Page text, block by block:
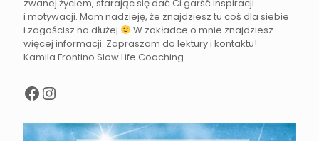
zwanej życiem, starając się dać Ci garść inspiracji
i motywacji. Mam nadzieję, że znajdziesz tu coś dla siebie
i zagościsz na dłużej
W zakładce o mnie znajdziesz
więcej informacji. Zapraszam do lektury i kontaktu!
Kamila Frontino Slow Life Coaching